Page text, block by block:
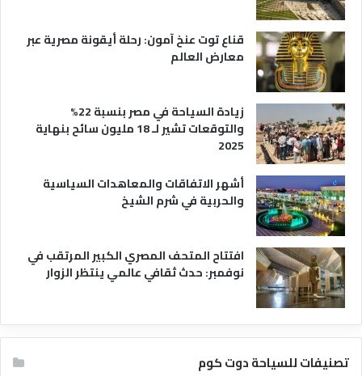
ح
ي
قناع توت عنخ آمون: رحلة أيقونة مصرية عبر
معارض العالم
زيادة السياحة في مصر بنسبة 22%
والتوقعات تشير لـ 18 مليون سائح بنهاية
2025
أشهر الاتفاقات والمعاهدات السياسية
والحربية في شرم الشيخ
افتتاح المتحف المصري الكبير المرتقب في
نوفمبر: حدث ثقافي عالمي ينتظر الزوار
تصنيفات للسياحة دوت كوم